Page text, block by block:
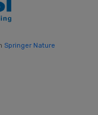
Springer Nature